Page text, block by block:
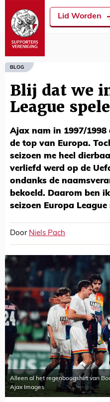
Lid Worden
BLOG
Blij dat we
League
Ajax nam in 1997/
de top van Europa.
seizoen me heel
verliefd werd op de
ondanks de
bekoeld. Daarom ben
seizoen Europa League
Door Niels Pach
Alleen al het regenboogshirt van
Ajax Images